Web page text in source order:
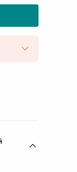
наявності
наявності